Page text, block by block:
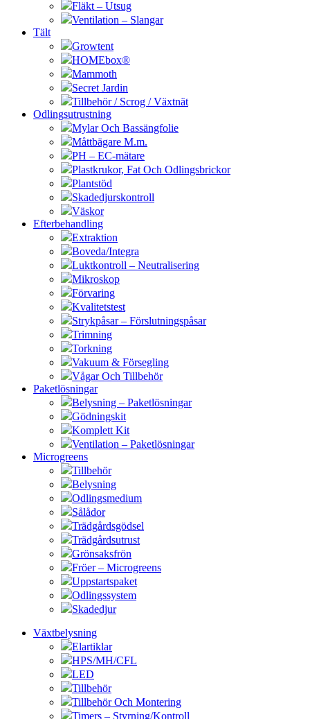
Fläkt – Utsug
Ventilation – Slangar
Tält
Growtent
HOMEbox®
Mammoth
Secret Jardin
Tillbehör / Scrog / Växtnät
Odlingsutrustning
Mylar Och Bassängfolie
Måttbägare M.m.
PH – EC-mätare
Plastkrukor, Fat Och Odlingsbrickor
Plantstöd
Skadedjurskontroll
Väskor
Efterbehandling
Extraktion
Boveda/Integra
Luktkontroll – Neutralisering
Mikroskop
Förvaring
Kvalitetstest
Strykpåsar – Förslutningspåsar
Trimning
Torkning
Vakuum & Försegling
Vågar Och Tillbehör
Paketlösningar
Belysning – Paketlösningar
Gödningskit
Komplett Kit
Ventilation – Paketlösningar
Microgreens
Tillbehör
Belysning
Odlingsmedium
Sålådor
Trädgårdsgödsel
Trädgårdsutrust
Grönsaksfrön
Fröer – Microgreens
Uppstartspaket
Odlingssystem
Skadedjur
Växtbelysning
Elartiklar
HPS/MH/CFL
LED
Tillbehör
Tillbehör Och Montering
Timers – Styrning/Kontroll